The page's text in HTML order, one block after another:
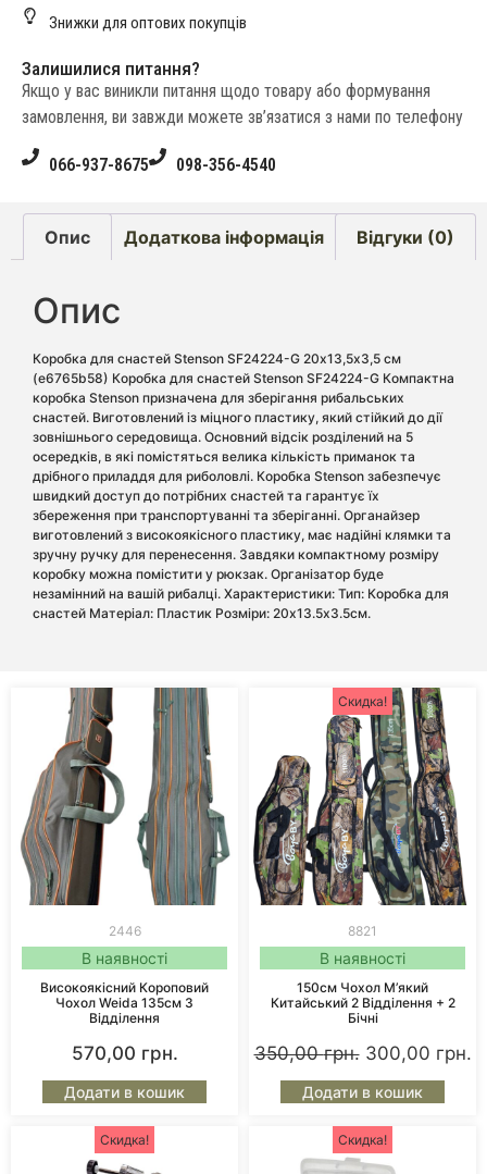
Знижки для оптових покупців
Залишилися питання?
Якщо у вас виникли питання щодо товару або формування
замовлення, ви завжди можете зв’язатися з нами по телефону
066-937-8675 098-356-4540
Опис Додаткова інформація Відгуки (0)
Опис
Коробка для снастей Stenson SF24224-G 20х13,5х3,5 см
(e6765b58) Коробка для снастей Stenson SF24224-G Компактна
коробка Stenson призначена для зберігання рибальських
снастей. Виготовлений із міцного пластику, який стійкий до дії
зовнішнього середовища. Основний відсік розділений на 5
осередків, в які помістяться велика кількість приманок та
дрібного приладдя для риболовлі. Коробка Stenson забезпечує
швидкий доступ до потрібних снастей та гарантує їх
збереження при транспортуванні та зберіганні. Органайзер
виготовлений з високоякісного пластику, має надійні клямки та
зручну ручку для перенесення. Завдяки компактному розміру
коробку можна помістити у рюкзак. Організатор буде
незамінний на вашій рибалці. Характеристики: Тип: Коробка для
снастей Матеріал: Пластик Розміри: 20х13.5х3.5см.
2446
В наявності
Високоякісний Короповий
Чохол Weida 135см 3
Відділення
570,00 грн.
Додати в кошик
Скидка!
8821
В наявності
150см Чохол М’який
Китайський 2 Відділення + 2
Бічні
350,00грн. 300,00 грн.
Додати в кошик
Скидка! Скидка!